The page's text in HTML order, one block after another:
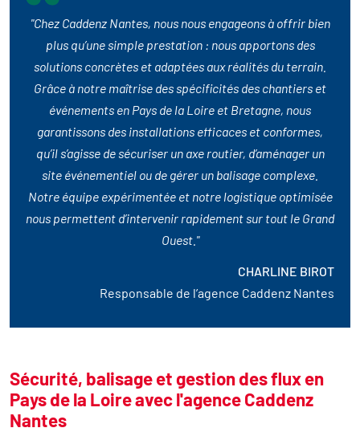
"Chez Caddenz Nantes, nous nous engageons à offrir bien
plus qu’une simple prestation : nous apportons des
solutions concrètes et adaptées aux réalités du terrain.
Grâce à notre maîtrise des spécificités des chantiers et
événements en Pays de la Loire et Bretagne, nous
garantissons des installations efficaces et conformes,
qu’il s’agisse de sécuriser un axe routier, d’aménager un
site événementiel ou de gérer un balisage complexe.
Notre équipe expérimentée et notre logistique optimisée
nous permettent d’intervenir rapidement sur tout le Grand
Ouest."
CHARLINE BIROT
Responsable de l’agence Caddenz Nantes
Sécurité, balisage et gestion des flux en
Pays de la Loire avec l'agence Caddenz
Nantes